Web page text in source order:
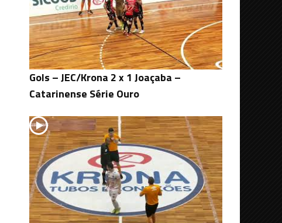
Gols – JEC/Krona 2 x 1 Joaçaba –
Catarinense Série Ouro